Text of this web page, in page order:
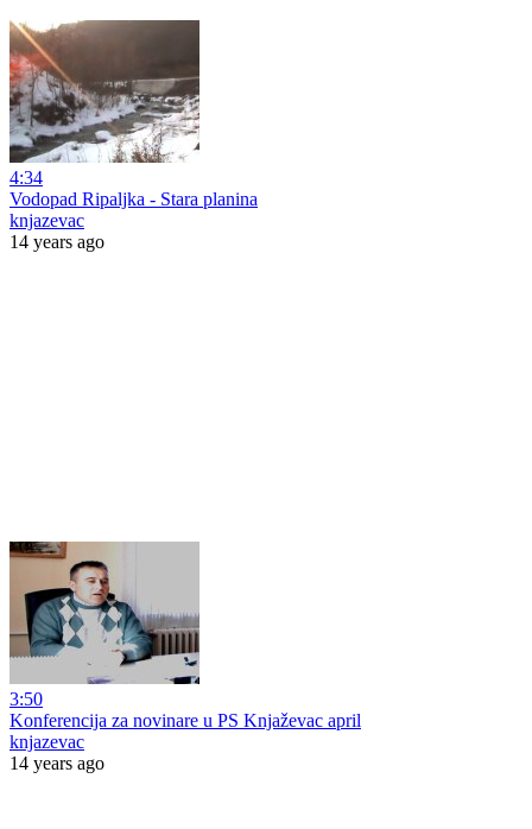
4:34
Vodopad Ripaljka - Stara planina
knjazevac
14 years ago
3:50
Konferencija za novinare u PS Knjaževac april
knjazevac
14 years ago